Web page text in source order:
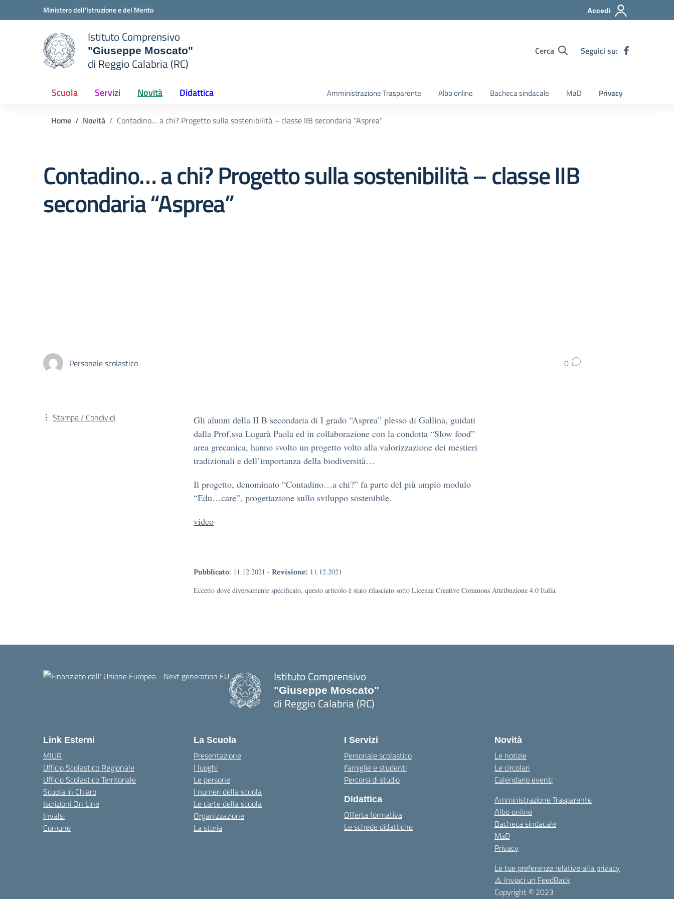
Vai ai contenuti
Vai al menu di navigazioneMinistero dell'Istruzione e del Merito Accedi
scuola
Istituto Comprensivo
"Giuseppe Moscato"
di Reggio Calabria (RC)
Cerca Seguici su:
Scuola Servizi Novità Didattica Amministrazione Trasparente Albo online Bacheca sindacale MaD Privacy
Home Novità Contadino… a chi? Progetto sulla sostenibilità – classe IIB secondaria “Asprea”
Contadino… a chi? Progetto sulla sostenibilità – classe IIB
secondaria “Asprea”
Personale scolastico 0
Gli alunni della II B secondaria di I grado “Asprea” plesso di Gallina, guidati
dalla Prof.ssa Lugarà Paola ed in collaborazione con la condotta “Slow food”
area grecanica, hanno svolto un progetto volto alla valorizzazione dei mestieri
tradizionali e dell’importanza della biodiversità…
Il progetto, denominato “Contadino…a chi?” fa parte del più ampio modulo
“Edu…care”, progettazione sullo sviluppo sostenibile.
video
Pubblicato: 11.12.2021 - Revisione: 11.12.2021
Eccetto dove diversamente specificato, questo articolo è stato rilasciato sotto Licenza Creative Commons Attribuzione 4.0 Italia.
Stampa / Condividi
Istituto Comprensivo
"Giuseppe Moscato"
di Reggio Calabria (RC)
Link Esterni
MIUR
Ufficio Scolastico Regionale
Ufficio Scolastico Territoriale
Scuola in Chiaro
Iscrizioni On Line
Invalsi
Comune
La Scuola
Presentazione
I luoghi
Le persone
I numeri della scuola
Le carte della scuola
Organizzazione
La storia
I Servizi
Personale scolastico
Famiglie e studenti
Percorsi di studio
Didattica
Offerta formativa
Le schede didattiche
Novità
Le notizie
Le circolari
Calendario eventi
Amministrazione Trasparente
Albo online
Bacheca sindacale
MaD
Privacy
Le tue preferenze relative alla privacy
⚠️ Inviaci un FeedBack
Copyright © 2023